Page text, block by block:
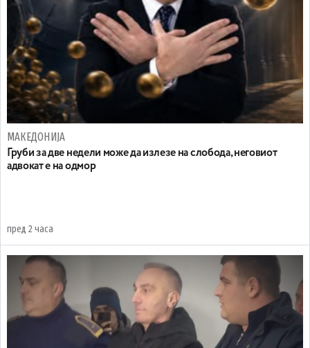
МАКЕДОНИЈА
Груби за две недели може да излезе на слобода, неговиот
адвокат е на одмор
пред 2 часа